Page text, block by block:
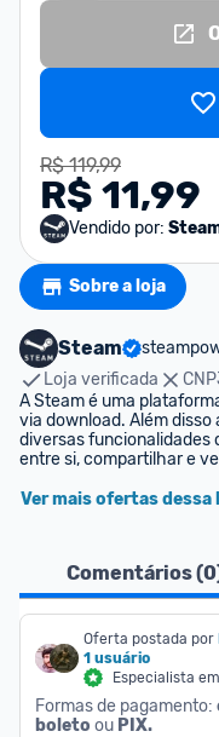
R$ 119,99
R$ 11,99
Vendido por:
Sobre a loja
Steam
Loja verificada
A Steam é uma
via download. Além
diversas funcionalidades
entre si, compartilhar e
Ver mais ofertas dessa
Comentários (0
Oferta postada por
1 usuário
Especialista em
Formas de pagamento:
boleto ou PIX.